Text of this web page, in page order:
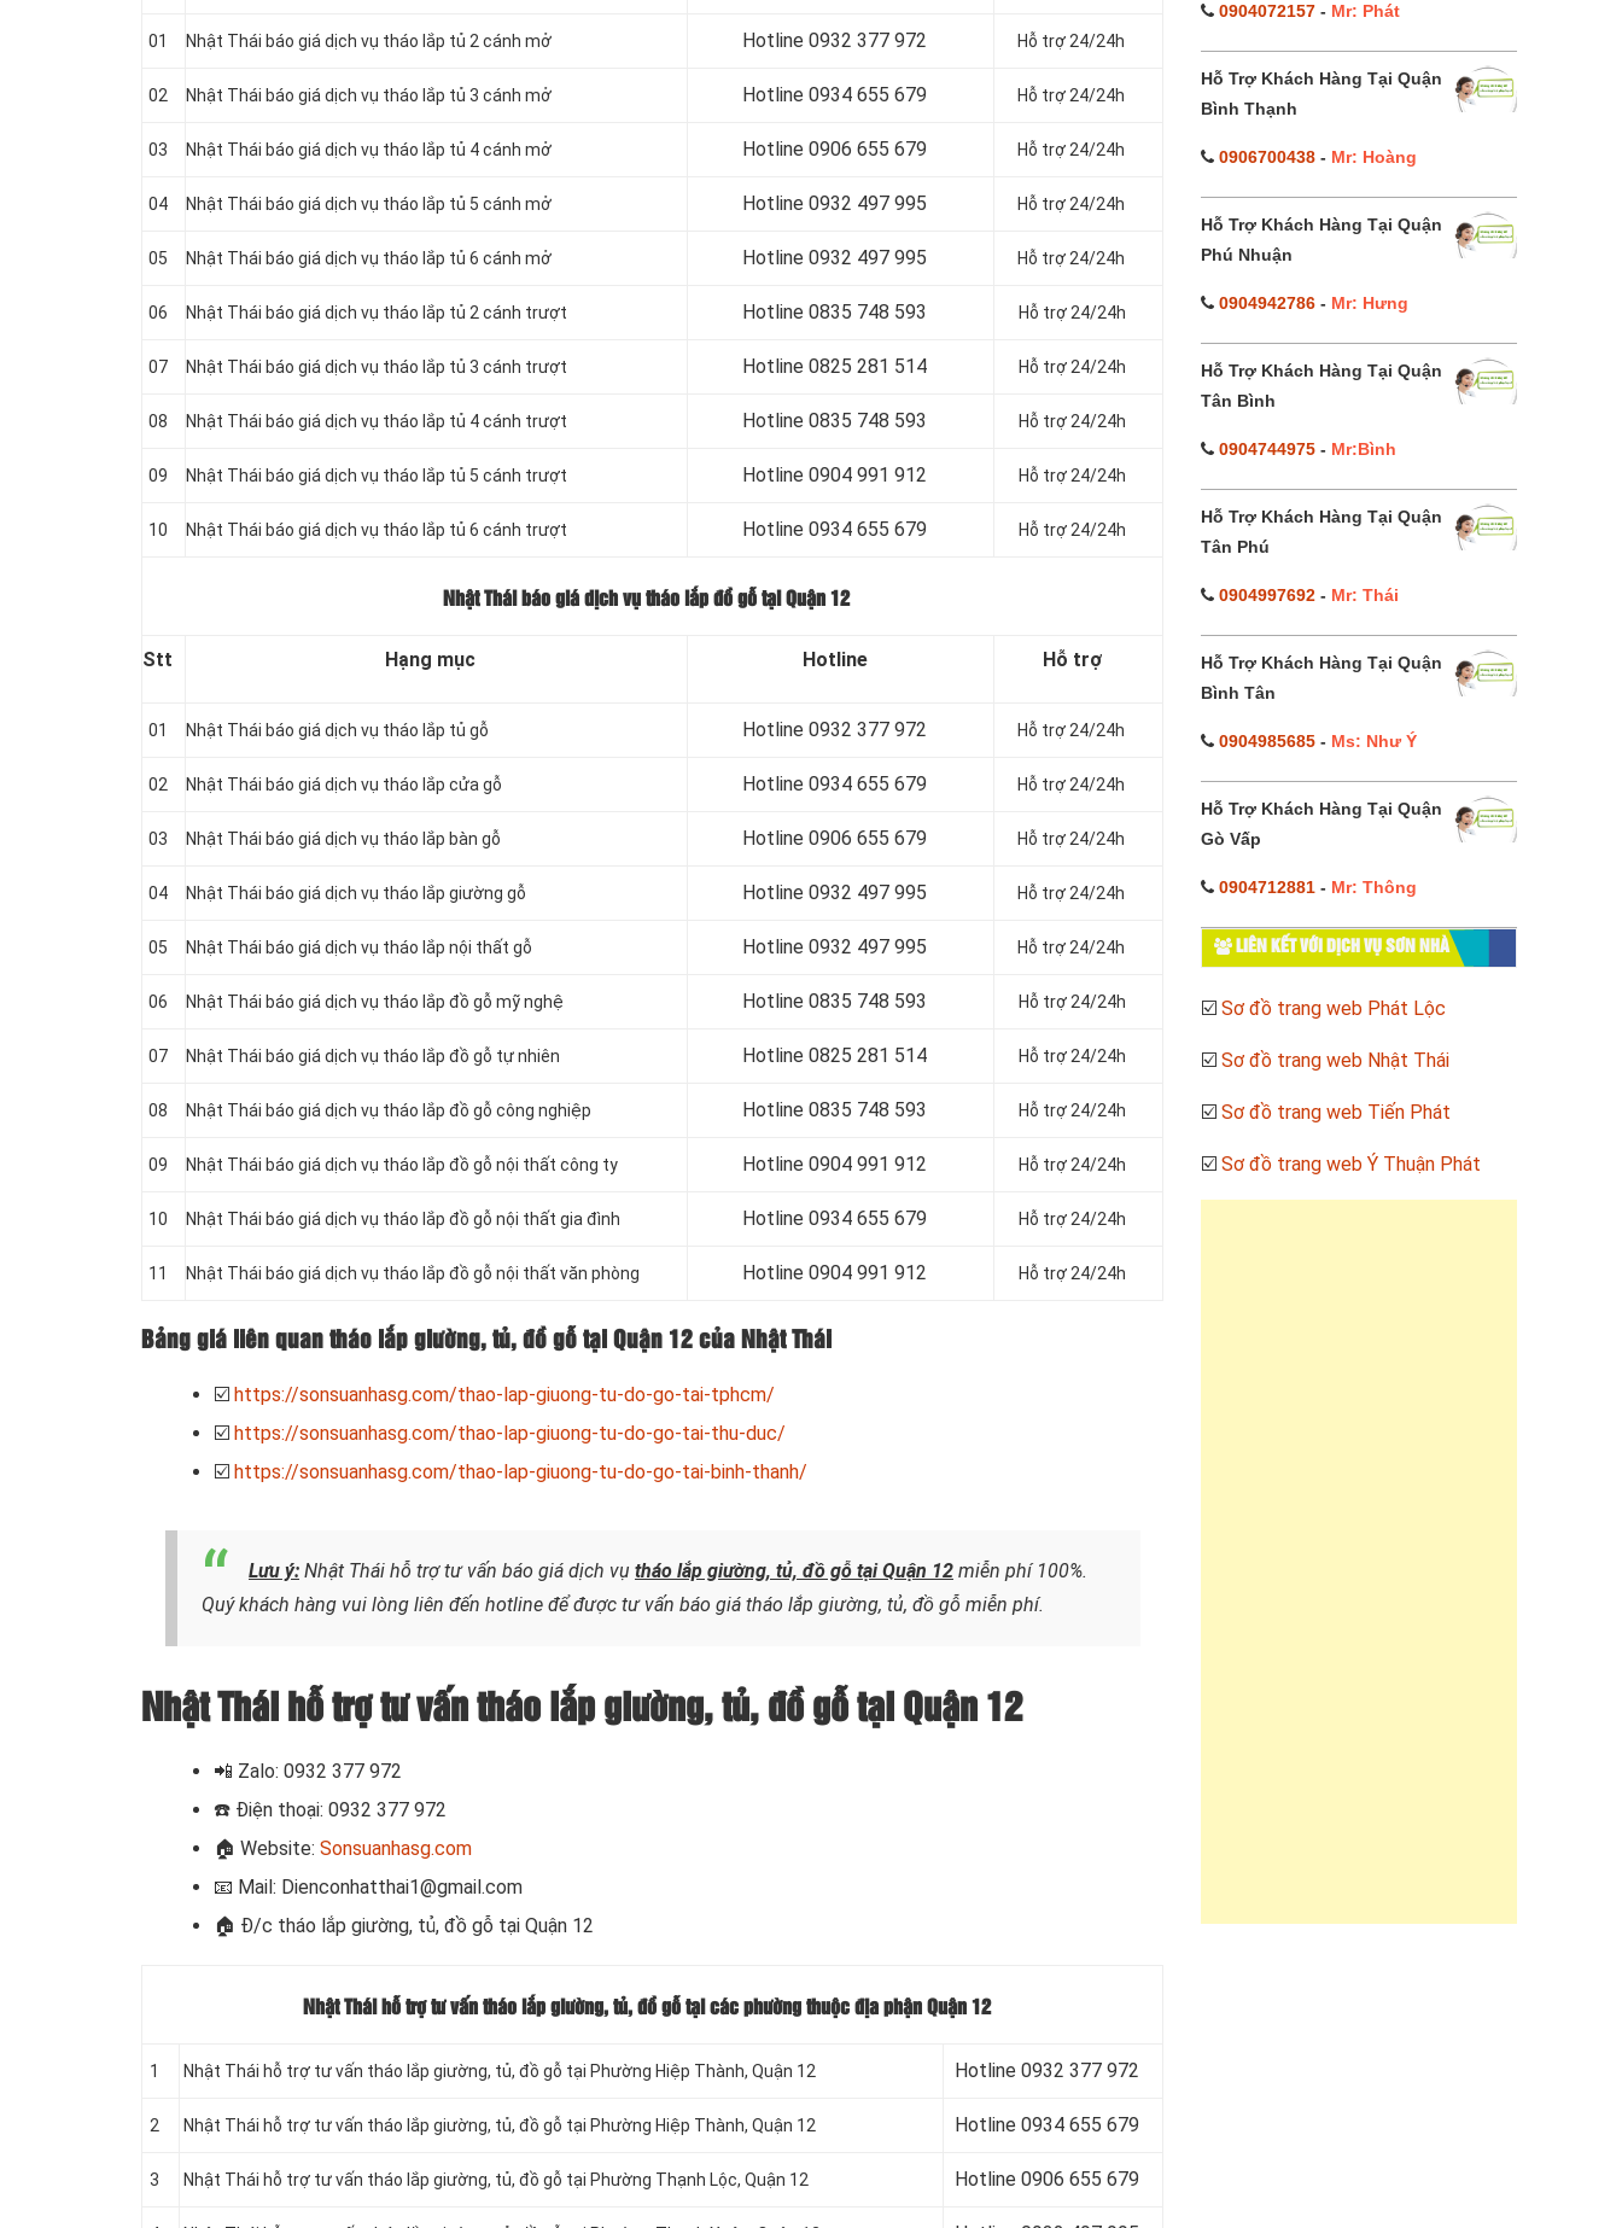
01 Nhật Thái báo giá dịch vụ tháo lắp tủ 2 cánh mở Hotline 0932 377 972 Hỗ trợ 24/24h
02 Nhật Thái báo giá dịch vụ tháo lắp tủ 3 cánh mở Hotline 0934 655 679 Hỗ trợ 24/24h
03 Nhật Thái báo giá dịch vụ tháo lắp tủ 4 cánh mở Hotline 0906 655 679 Hỗ trợ 24/24h
04 Nhật Thái báo giá dịch vụ tháo lắp tủ 5 cánh mở Hotline 0932 497 995 Hỗ trợ 24/24h
05 Nhật Thái báo giá dịch vụ tháo lắp tủ 6 cánh mở Hotline 0932 497 995 Hỗ trợ 24/24h
06 Nhật Thái báo giá dịch vụ tháo lắp tủ 2 cánh trượt Hotline 0835 748 593 Hỗ trợ 24/24h
07 Nhật Thái báo giá dịch vụ tháo lắp tủ 3 cánh trượt Hotline 0825 281 514 Hỗ trợ 24/24h
08 Nhật Thái báo giá dịch vụ tháo lắp tủ 4 cánh trượt Hotline 0835 748 593 Hỗ trợ 24/24h
09 Nhật Thái báo giá dịch vụ tháo lắp tủ 5 cánh trượt Hotline 0904 991 912 Hỗ trợ 24/24h
10 Nhật Thái báo giá dịch vụ tháo lắp tủ 6 cánh trượt Hotline 0934 655 679 Hỗ trợ 24/24h
Nhật Thái báo giá dịch vụ tháo lắp đồ gỗ tại Quận 12
Stt Hạng mục Hotline Hỗ trợ
01 Nhật Thái báo giá dịch vụ tháo lắp tủ gỗ Hotline 0932 377 972 Hỗ trợ 24/24h
02 Nhật Thái báo giá dịch vụ tháo lắp cửa gỗ Hotline 0934 655 679 Hỗ trợ 24/24h
03 Nhật Thái báo giá dịch vụ tháo lắp bàn gỗ Hotline 0906 655 679 Hỗ trợ 24/24h
04 Nhật Thái báo giá dịch vụ tháo lắp giường gỗ Hotline 0932 497 995 Hỗ trợ 24/24h
05 Nhật Thái báo giá dịch vụ tháo lắp nội thất gỗ Hotline 0932 497 995 Hỗ trợ 24/24h
06 Nhật Thái báo giá dịch vụ tháo lắp đồ gỗ mỹ nghệ Hotline 0835 748 593 Hỗ trợ 24/24h
07 Nhật Thái báo giá dịch vụ tháo lắp đồ gỗ tự nhiên Hotline 0825 281 514 Hỗ trợ 24/24h
08 Nhật Thái báo giá dịch vụ tháo lắp đồ gỗ công nghiệp Hotline 0835 748 593 Hỗ trợ 24/24h
09 Nhật Thái báo giá dịch vụ tháo lắp đồ gỗ nội thất công ty Hotline 0904 991 912 Hỗ trợ 24/24h
10 Nhật Thái báo giá dịch vụ tháo lắp đồ gỗ nội thất gia đình Hotline 0934 655 679 Hỗ trợ 24/24h
11 Nhật Thái báo giá dịch vụ tháo lắp đồ gỗ nội thất văn phòng Hotline 0904 991 912 Hỗ trợ 24/24h
Bảng giá liên quan tháo lắp giường, tủ, đồ gỗ tại Quận 12 của Nhật Thái
☑️ https://sonsuanhasg.com/thao-lap-giuong-tu-do-go-tai-tphcm/
☑️ https://sonsuanhasg.com/thao-lap-giuong-tu-do-go-tai-thu-duc/
☑️ https://sonsuanhasg.com/thao-lap-giuong-tu-do-go-tai-binh-thanh/
Lưu ý: Nhật Thái hỗ trợ tư vấn báo giá dịch vụ tháo lắp giường, tủ, đồ gỗ tại Quận 12 miễn phí 100%.
Quý khách hàng vui lòng liên đến hotline để được tư vấn báo giá tháo lắp giường, tủ, đồ gỗ miễn phí.
Nhật Thái hỗ trợ tư vấn tháo lắp giường, tủ, đồ gỗ tại Quận 12
📲 Zalo: 0932 377 972
☎️ Điện thoại: 0932 377 972
🏠 Website: Sonsuanhasg.com
📧 Mail: Dienconhatthai1@gmail.com
🏠 Đ/c tháo lắp giường, tủ, đồ gỗ tại Quận 12
Nhật Thái hỗ trợ tư vấn tháo lắp giường, tủ, đồ gỗ tại các phường thuộc địa phận Quận 12
1 Nhật Thái hỗ trợ tư vấn tháo lắp giường, tủ, đồ gỗ tại Phường Hiệp Thành, Quận 12 Hotline 0932 377 972
2 Nhật Thái hỗ trợ tư vấn tháo lắp giường, tủ, đồ gỗ tại Phường Hiệp Thành, Quận 12 Hotline 0934 655 679
3 Nhật Thái hỗ trợ tư vấn tháo lắp giường, tủ, đồ gỗ tại Phường Thạnh Lộc, Quận 12 Hotline 0906 655 679
0904072157- Mr: Phát
Hỗ Trợ Khách Hàng Tại Quận
Bình Thạnh
0906700438- Mr: Hoàng
Hỗ Trợ Khách Hàng Tại Quận
Phú Nhuận
0904942786- Mr: Hưng
Hỗ Trợ Khách Hàng Tại Quận
Tân Bình
0904744975- Mr:Bình
Hỗ Trợ Khách Hàng Tại Quận
Tân Phú
0904997692- Mr: Thái
Hỗ Trợ Khách Hàng Tại Quận
Bình Tân
0904985685- Ms: Như Ý
Hỗ Trợ Khách Hàng Tại Quận
Gò Vấp
0904712881- Mr: Thông
LIÊN KẾT VỚI DỊCH VỤ SƠN NHÀ
☑️ Sơ đồ trang web Phát Lộc
☑️ Sơ đồ trang web Nhật Thái
☑️ Sơ đồ trang web Tiến Phát
☑️ Sơ đồ trang web Ý Thuận Phát